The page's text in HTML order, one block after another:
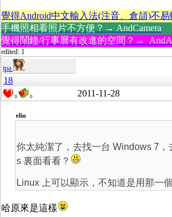
覺得Android中文輸入法(注音、倉頡)不
手機照相看照片不方便？→ AndCamera
覺得鬧鐘/行事曆有改進的空間？→
edited: 1
tpa
18
0 0 2011-11-28
eliu
你太純潔了，去找一台 Windows 7，
s 裏面看看？
Linux 上可以顯示，不知道是用那一
哈原來是這樣